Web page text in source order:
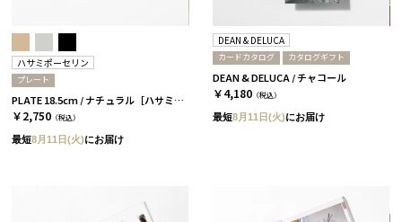
ハサミポーセリン
プレート
PLATE 18.5cm / ナチュラル［ハサミポーセリン］
￥2,750 （税込）
最短8月11日(火)にお届け
DEAN & DELUCA
カードカタログ カタログギフト
DEAN & DELUCA / チャコール
￥4,180 （税込）
最短8月11日(火)にお届け